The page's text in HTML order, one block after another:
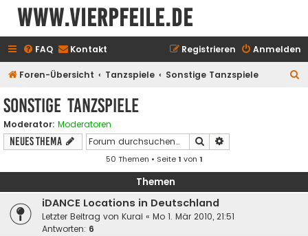
www.vierpfeile.de
FAQ Kontakt Anmelden
Registrieren
Foren-Übersicht Tanzspiele Sonstige Tanzspiele
Sonstige Tanzspiele
Moderator: Moderatoren
Neues Thema Suche
50 Themen • Seite1 von 1
Themen
iDANCE Locations in Deutschland
Letzter Beitrag von Kurai « Mo 1. Mär 2010, 21:51
Antworten: 6